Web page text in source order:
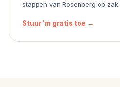
stappen van Rosenberg op zak.
Stuur 'm gratis toe →